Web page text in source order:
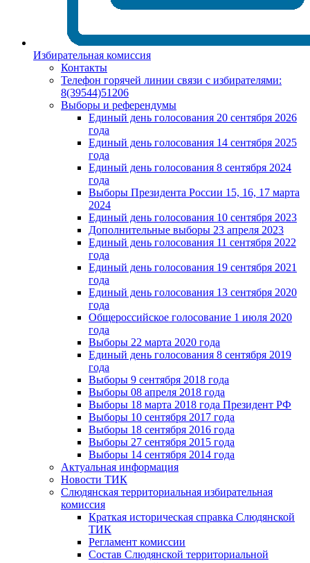
Избирательная комиссия
Контакты
Телефон горячей линии связи с избирателями:
8(39544)51206
Выборы и референдумы
Единый день голосования 20 сентября 2026
года
Единый день голосования 14 сентября 2025
года
Единый день голосования 8 сентября 2024
года
Выборы Президента России 15, 16, 17 марта
2024
Единый день голосования 10 сентября 2023
Дополнительные выборы 23 апреля 2023
Единый день голосования 11 сентября 2022
года
Единый день голосования 19 сентября 2021
года
Единый день голосования 13 сентября 2020
года
Общероссийское голосование 1 июля 2020
года
Выборы 22 марта 2020 года
Единый день голосования 8 сентября 2019
года
Выборы 9 сентября 2018 года
Выборы 08 апреля 2018 года
Выборы 18 марта 2018 года Президент РФ
Выборы 10 сентября 2017 года
Выборы 18 сентября 2016 года
Выборы 27 сентября 2015 года
Выборы 14 сентября 2014 года
Актуальная информация
Новости ТИК
Слюдянская территориальная избирательная
комиссия
Краткая историческая справка Слюдянской
ТИК
Регламент комиссии
Состав Слюдянской территориальной